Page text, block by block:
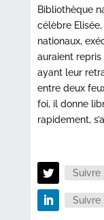
Bibliothèque
célèbre
nationaux,
auraient repris
ayant leur
entre deux
foi, il donne
rapidement,
Suivre
Suivre